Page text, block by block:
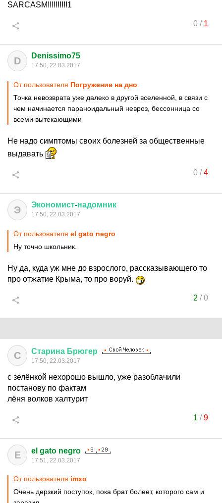
SARCASM!!!!!!!!!!1
0/ 1
D Denissimo75
17:50, 22.03.2017
От пользователя Погружение на дно
Точка невозврата уже далеко в другой вселенной, в связи с
чем начинается параноидальный невроз, бессонница со
всеми вытекающими
Не надо симптомы своих болезней за общественные
выдавать
0/4
Э Экономист-надомник
17:50, 22.03.2017
От пользователя el gato negro
Ну точно школьник.
Ну да, куда уж мне до взрослого, рассказывающего то
про отжатие Крыма, то про воруй.
2 /0
С Старина Брюгер
17:50, 22.03.2017
с зелёнкой нехорошо вышло, уже разоблачили
постанову по фактам
лёня волков халтурит
1 /9
E el gato negro
17:51, 22.03.2017
От пользователя imxo
Очень дерзкий поступок, пока брат болеет, которого сам и